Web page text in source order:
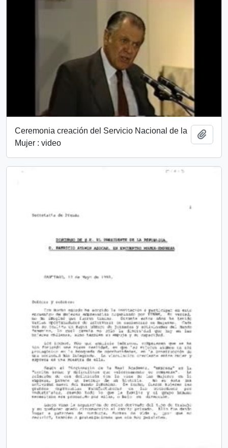
Ceremonia creación del Servicio Nacional de la
Mujer : video